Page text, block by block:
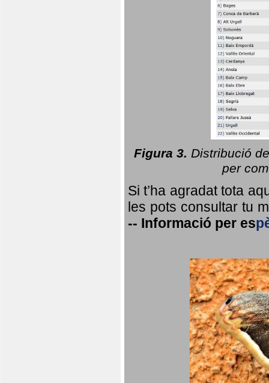
Figura 3. Distribució
per
Si t’ha agradat tota
les pots consultar tu
-- Informació per es